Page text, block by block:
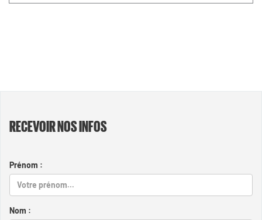
RECEVOIR NOS INFOS
Prénom :
Nom :